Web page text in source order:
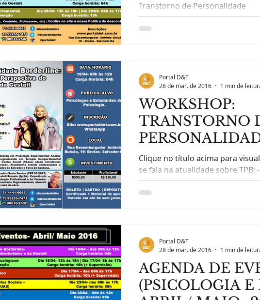
Transtorno de Personalidade
Borderline- Manejo Clínico sob
do...
WORKSHOP:
TRANSTORNO
BORDERLINE:
CLÍNICO SOB A
PERSPECTIVA
Clique no título acima para visualizar. -- -
se fala na atualidade sobre TPB; -Os critérios
diagnósticos; -Sinais e
Portal D&T
28 de mar. de 2016
1 min de
AGENDA DE
(PSICOLOGIA E
Portal D&T
28 de mar. de 2016
1 min de